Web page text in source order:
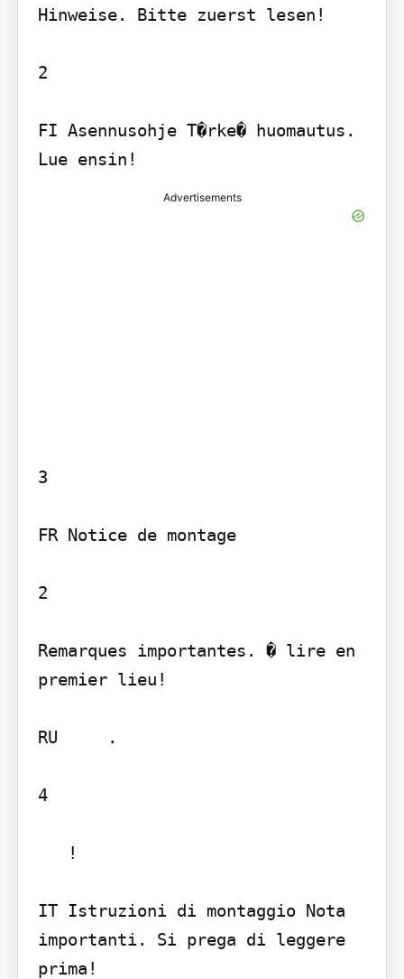
Hinweise. Bitte zuerst lesen!
2
FI Asennusohje T�rke� huomautus.
Lue ensin!
Advertisements
3
FR Notice de montage
2
Remarques importantes. � lire en
premier lieu!
RU     .
4
IT Istruzioni di montaggio Nota
importanti. Si prega di leggere
prima!